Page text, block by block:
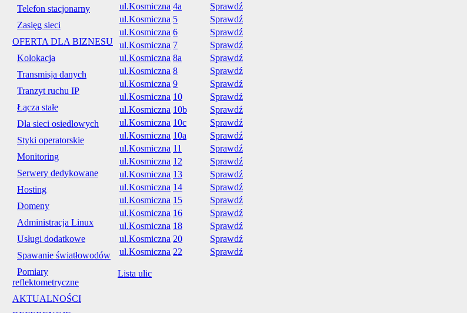
Telefon stacjonarny
Zasięg sieci
OFERTA DLA BIZNESU
Kolokacja
Transmisja danych
Tranzyt ruchu IP
Łącza stałe
Dla sieci osiedlowych
Styki operatorskie
Monitoring
Serwery dedykowane
Hosting
Domeny
Administracja Linux
Usługi dodatkowe
Spawanie światłowodów
Pomiary
reflektometryczne
AKTUALNOŚCI
ul.Kosmiczna 4a
Sprawdź
ul.Kosmiczna 5
Sprawdź
ul.Kosmiczna 6
Sprawdź
ul.Kosmiczna 7
Sprawdź
ul.Kosmiczna 8a
Sprawdź
ul.Kosmiczna 8
Sprawdź
ul.Kosmiczna 9
Sprawdź
ul.Kosmiczna 10
Sprawdź
ul.Kosmiczna 10b
Sprawdź
ul.Kosmiczna 10c
Sprawdź
ul.Kosmiczna 10a
Sprawdź
ul.Kosmiczna 11
Sprawdź
ul.Kosmiczna 12
Sprawdź
ul.Kosmiczna 13
Sprawdź
ul.Kosmiczna 14
Sprawdź
ul.Kosmiczna 15
Sprawdź
ul.Kosmiczna 16
Sprawdź
ul.Kosmiczna 18
Sprawdź
ul.Kosmiczna 20
Sprawdź
ul.Kosmiczna 22 Sprawdź
Lista ulic